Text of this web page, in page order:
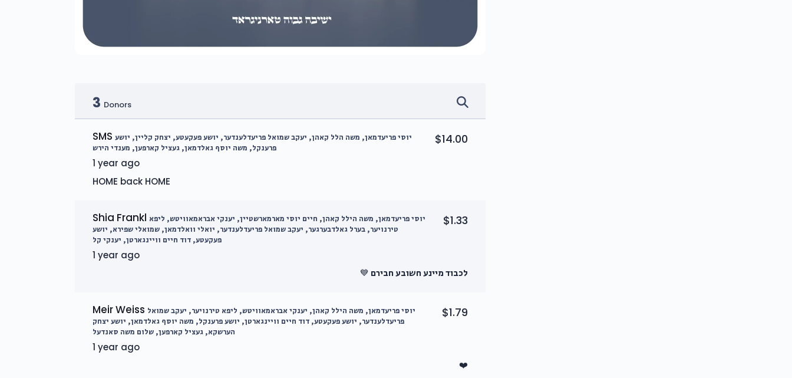
3 Donors
SMS יוסי פריעדמאן, משה הלל קאהן, יעקב שמואל פריעדלענדער, יושע פעקעטע, יצחק קליין, יושע
פרענקל, משה יוסף גאלדמאן, געציל קארפען, מענדי הירש
1 year ago
$14.00
HOME back HOME
Shia Frankl יוסי פריעדמאן, משה הילל קאהן, חיים יוסי מארמארשטיין, יענקי אבראמאוויטש, ליפא
טירנויער, בערל גאלדבערגער, יעקב שמואל פריעדלענדער, יואלי וואלדמאן, שמואלי שפירא, יושע
פעקעטע, דוד חיים וויינגארטן, יענקי קל
1 year ago
$1.33
לכבוד מיינע חשובע חבירם 💙
Meir Weiss יוסי פריעדמאן, משה הילל קאהן, יענקי אבראמאוויטש, ליפא טירנויער, יעקב שמואל
פריעדלענדער, יושע פעקעטע, דוד חיים וויינגארטן, יושע פרענקל, משה יוסף גאלדמאן, יושע יצחק
הערשקא, געציל קארפען, שלום משה סאנדעל
1 year ago
$1.79
❤️